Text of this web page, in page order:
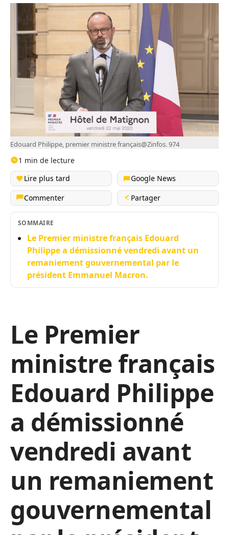
Edouard Philippe, premier ministre français@Zinfos. 974
1 min de lecture
Lire plus tard
Google News
Commenter
Partager
SOMMAIRE
Le Premier ministre français Edouard
Philippe a démissionné vendredi avant un
remaniement gouvernemental par le
président Emmanuel Macron.
Le Premier
ministre français
Edouard Philippe
a démissionné
vendredi avant
un remaniement
gouvernemental